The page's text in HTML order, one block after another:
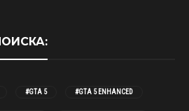
#GTA 5 #GTA 5 ENHANCED